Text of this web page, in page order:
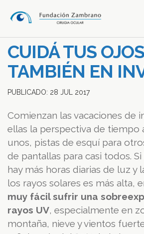
CUIDÁ TUS OJOS
TAMBIÉN EN
PUBLICADO: 28 JUL 2017
Comienzan las vacaciones de
ellas la perspectiva de tiempo
unos, pistas de esquí para
de pantallas para casi todos.
hay más horas diarias de luz y
los rayos solares es más alta,
muy fácil sufrir una
rayos UV, especialmente en
montaña, nieve y vientos